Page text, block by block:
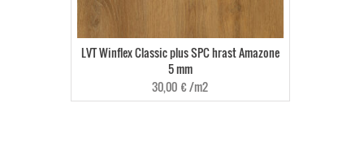
LVT Winflex Classic plus SPC hrast Amazone
5 mm
30,00 €/m2